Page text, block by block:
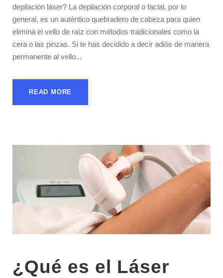
depilación láser? La depilación corporal o facial, por lo
general, es un auténtico quebradero de cabeza para quien
elimina el vello de raíz con métodos tradicionales como la
cera o las pinzas. Si te has decidido a decir adiós de manera
permanente al vello...
READ MORE
¿Qué es el Láser